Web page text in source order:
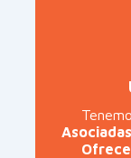
Asociadas